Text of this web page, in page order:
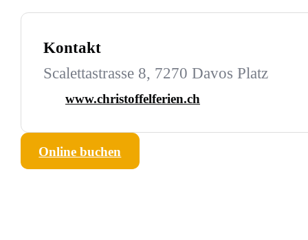
Kontakt
Scalettastrasse 8, 7270 Davos Platz
www.christoffelferien.ch
Online buchen